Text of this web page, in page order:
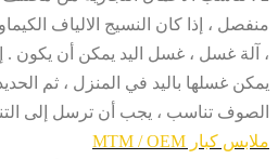
منفصل ، إذا كان النسيج الالياف
، آلة غسل ، غسل اليد يمكن أن يكون .
يمكن غسلها باليد في المنزل ، ثم
الصوف تناسب ، يجب أن ترسل إلى
ملابس كبار MTM / OEM